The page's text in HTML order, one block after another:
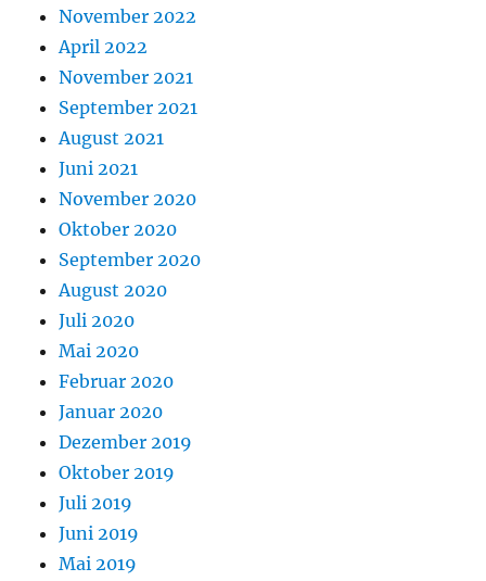
November 2022
April 2022
November 2021
September 2021
August 2021
Juni 2021
November 2020
Oktober 2020
September 2020
August 2020
Juli 2020
Mai 2020
Februar 2020
Januar 2020
Dezember 2019
Oktober 2019
Juli 2019
Juni 2019
Mai 2019